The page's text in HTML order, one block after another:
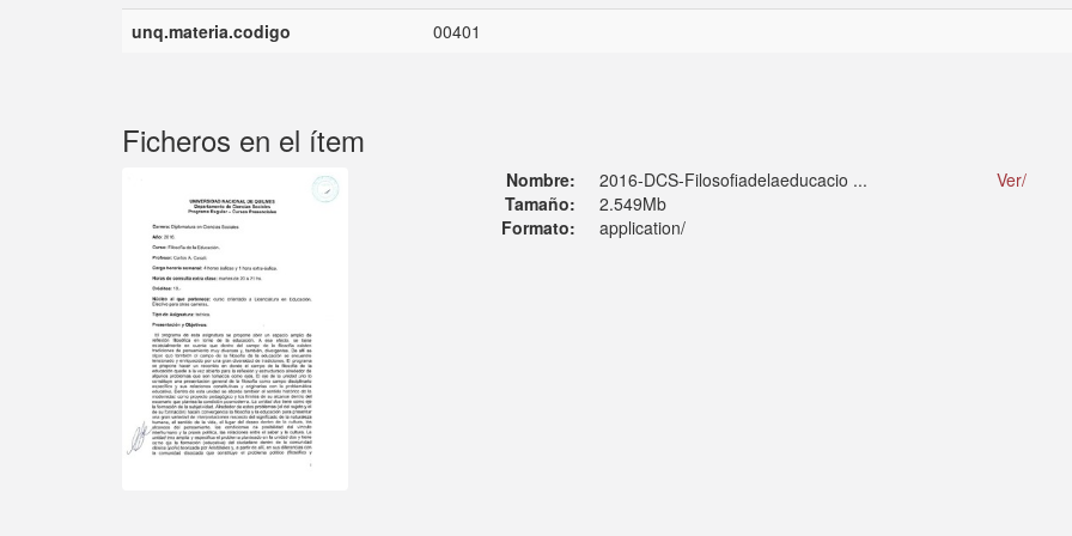
unq.materia.codigo 00401
Ficheros en el ítem
Nombre:
2016-DCS-Filosofiadelaeducacio ...
Tamaño:
2.549Mb
Formato:
application/
Ver/